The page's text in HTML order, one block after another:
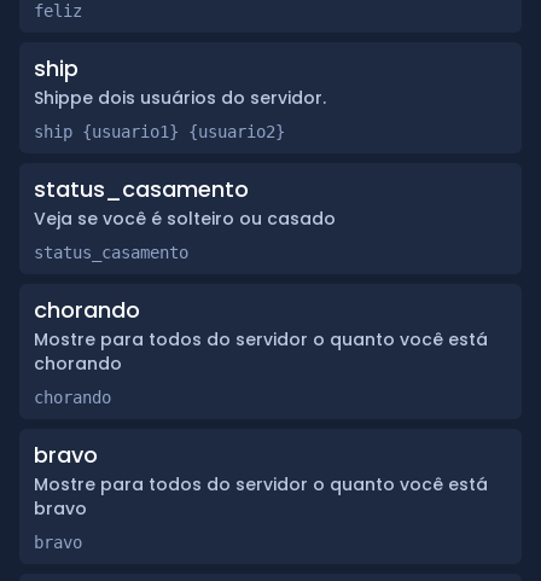
feliz
ship
Shippe dois usuários do servidor.
ship {usuario1} {usuario2}
status_casamento
Veja se você é solteiro ou casado
status_casamento
chorando
Mostre para todos do servidor o quanto você está
chorando
chorando
bravo
Mostre para todos do servidor o quanto você está
bravo
bravo